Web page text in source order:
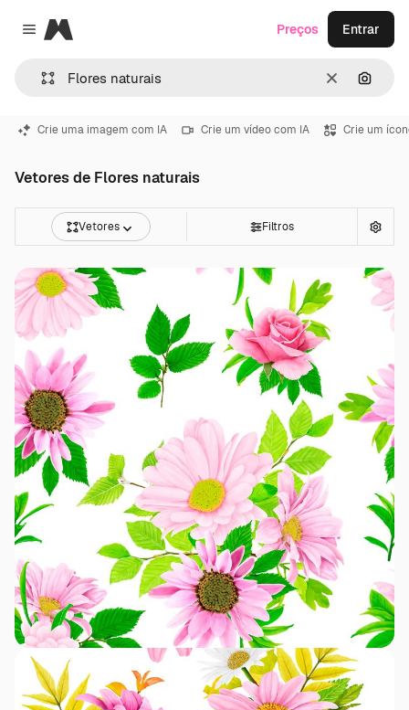
Close menu
Magnific
Limpar
Preços Entrar
Crie uma imagem com IA Crie um vídeo com IA Crie um
Vetores de Flores naturais
Vetores Filtros